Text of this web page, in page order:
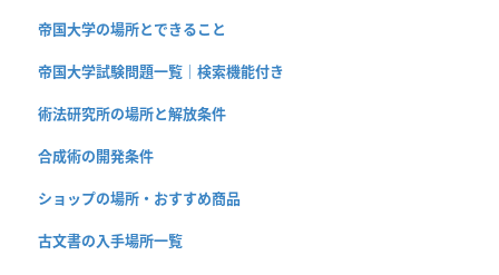
帝国大学の場所とできること
帝国大学試験問題一覧｜検索機能付き
術法研究所の場所と解放条件
合成術の開発条件
ショップの場所・おすすめ商品
古文書の入手場所一覧